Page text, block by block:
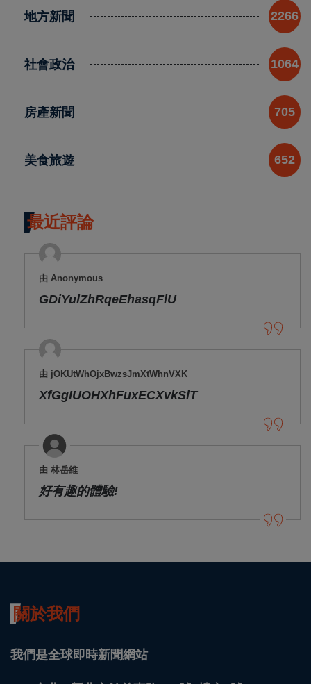
地方新聞 2266
社會政治 1064
房產新聞 705
美食旅遊 652
最近評論
由 Anonymous
GDiYulZhRqeEhasqFlU
由 jOKUtWhOjxBwzsJmXtWhnVXK
XfGgIUOHXhFuxECXvkSlT
由 林岳維
好有趣的體驗!
關於我們
我們是全球即時新聞網站